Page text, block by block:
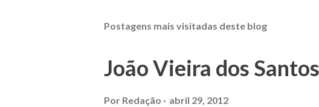
Postagens mais visitadas deste blog
João Vieira dos
Por Redação abril 29, 2012